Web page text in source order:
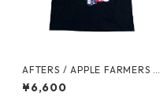
AFTERS / APPLE FARMERS S
HORT TEE
¥6,600